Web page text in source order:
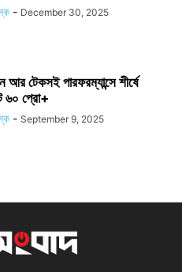
- December 30, 2025
আর টেকসই পারফরম্যান্সে শীর্ষে
৬০ প্রো+
- September 9, 2025